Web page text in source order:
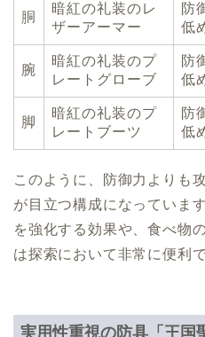
胴
暗紅の礼装のレ
ザーアーマー
防
低
腕
暗紅の礼装のプ
レートグローブ
防
低
脚
暗紅の礼装のプ
レートブーツ
防
低
このように、防御力よりも
が目立つ構成になっていま
を強化する効果や、食べ物
は探索において非常に便利で
実用性重視の防具「王国